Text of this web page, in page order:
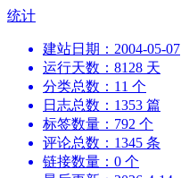
跳
统计
建站日期：2004-05-07
运行天数：8128 天
分类总数：11 个
日志总数：1353 篇
标签数量：792 个
评论总数：1345 条
链接数量：0 个